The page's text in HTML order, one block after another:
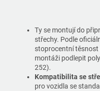
Ty se montují do
střechy. Podle
stoprocentní
montáži podlepit
252).
Kompatibilita se
pro vozidla se